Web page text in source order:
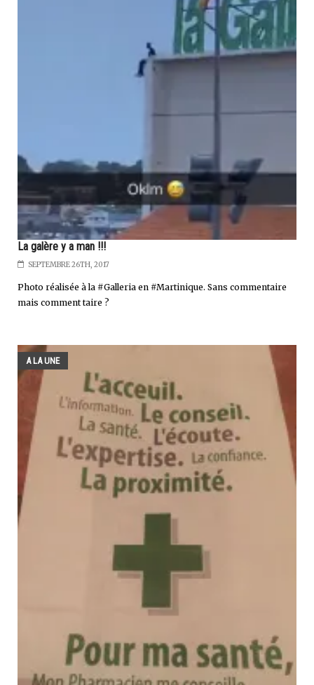
La galère y a man !!!
SEPTEMBRE 26TH, 2017
Photo réalisée à la #Galleria en #Martinique. Sans commentaire
mais comment taire ?
A LA UNE